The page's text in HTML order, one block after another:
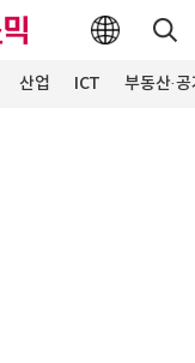
산업 ICT 부동산·